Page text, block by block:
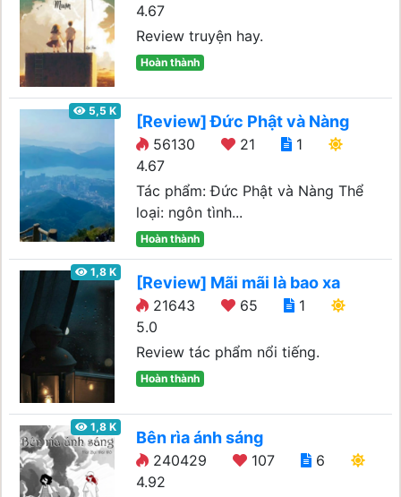
4.67
Review truyện hay.
Hoàn thành
5,5 K
[Review] Đức Phật và Nàng
56130 21
1
4.67
Tác phẩm: Đức Phật và Nàng Thể
loại: ngôn tình...
Hoàn thành
1,8 K
[Review] Mãi mãi là bao xa
21643 65
1
5.0
Review tác phẩm nổi tiếng.
Hoàn thành
1,8 K
Bên rìa ánh sáng
240429 107
6
4.92